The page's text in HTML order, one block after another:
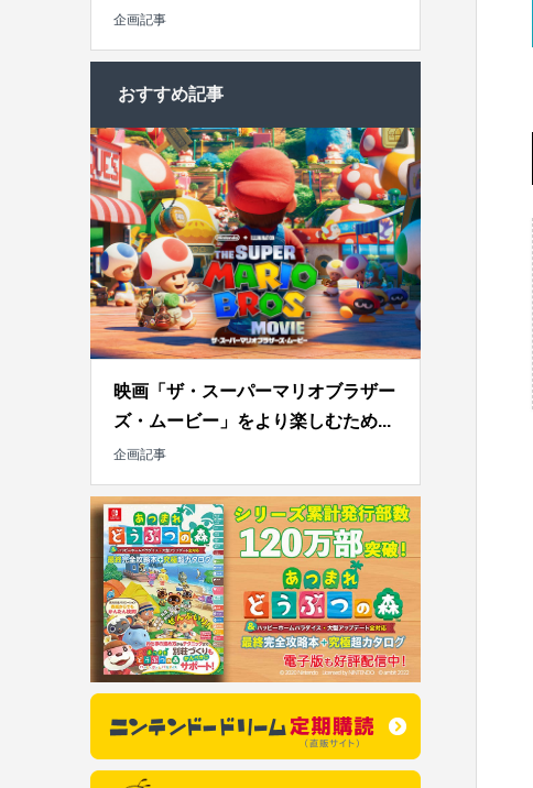
企画記事
おすすめ記事
映画「ザ・スーパーマリオブラザー
ズ・ムービー」をより楽しむため...
企画記事